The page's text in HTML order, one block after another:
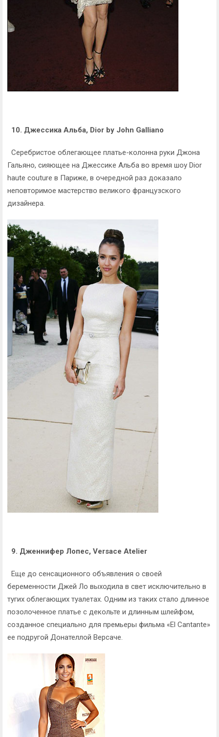
10. Джессика Альба, Dior by John Galliano
Серебристое облегающее платье-колонна руки Джона
Гальяно, сияющее на Джессике Альба во время шоу Dior
haute couture в Париже, в очередной раз доказало
неповторимое мастерство великого французского
дизайнерa.
9. Дженнифер Лопес, Versace Atelier
Еще до сенсационного объявления о своей
беременности Джей Ло выходила в свет исключительно в
тугих облегающих туалетах. Одним из таких стало длинное
позолоченное платье с декольте и длинным шлейфом,
созданное специально для премьеры фильма «El Cantante»
ее подругой Донателлой Версаче.